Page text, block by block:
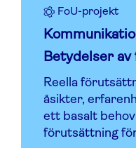
FoU-projekt
Betydelser av
Reella
åsikter,
ett basalt
förutsättning